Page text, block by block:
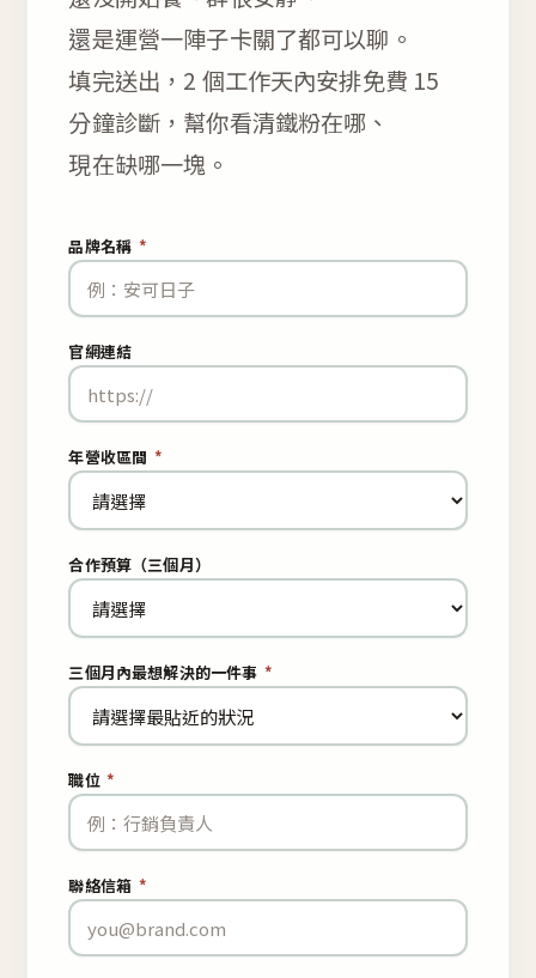
還是運營一陣子卡關了都可以聊。
填完送出，2 個工作天內安排免費 15
分鐘診斷，幫你看清鐵粉在哪、
現在缺哪一塊。
品牌名稱 *
官網連結
年營收區間 *
合作預算（三個月）
三個月內最想解決的一件事 *
職位 *
聯絡信箱 *